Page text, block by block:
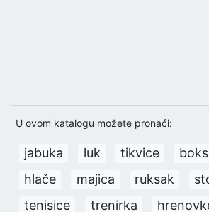
U ovom katalogu možete pronaći:
jabuka luk tikvice
hlače
majica ruksak
tenisice
trenirka